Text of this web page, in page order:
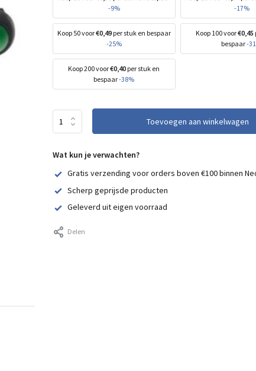
-9%
-17%
Koop 50 voor€0,49per stuk en bespaar
-25%
Koop 100 voor€0,45
bespaar-
Koop 200 voor€0,40 per stuk en
bespaar-38%
Toevoegen aan winkelwagen
Wat kun je verwachten?
Gratis verzending voor orders boven €100 binnen
Scherp geprijsde producten
Geleverd uit eigen voorraad
Delen